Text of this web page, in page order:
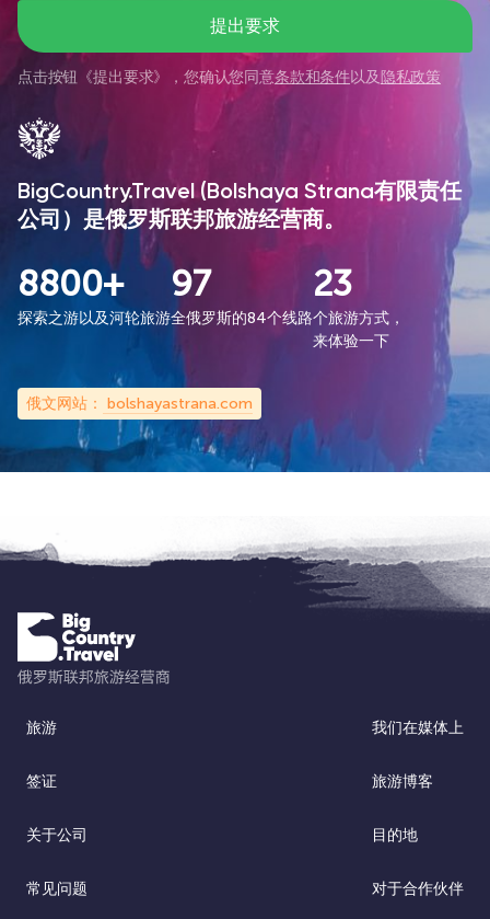
提出要求
点击按钮《提出要求》，您确认您同意条款和条件以及 隐私政策
BigCountry.Travel (Bolshaya Strana有限责任
公司）是俄罗斯联邦旅游经营商。
8800+
探索之游以及河轮旅游
97
全俄罗斯的84个线路
23
个旅游方式，
来体验一下
俄文网站： bolshayastrana.com
旅游 我们在媒体上
签证 旅游博客
关于公司 目的地
常见问题 对于合作伙伴